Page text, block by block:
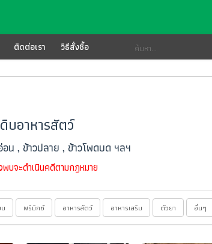
ติดต่อเรา วิธีสั่งชื้อ
บอาหารสัตว์
น , ข้าวปลาย , ข้าวโพดบด ฯลฯ
บจะดำเนินคดีตามกฎหมาย
พรีมิกซ์ อาหารสัตว์ อาหารเสริม ตัวยา อื่นๆ